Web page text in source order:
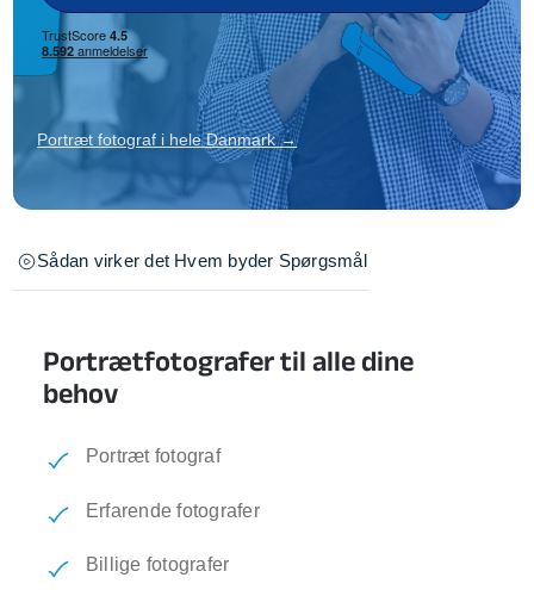
Portræt fotograf i hele Danmark →
Sådan virker det Hvem byder Spørgsmål
Portrætfotografer til alle dine
behov
Portræt fotograf
Erfarende fotografer
Billige fotografer